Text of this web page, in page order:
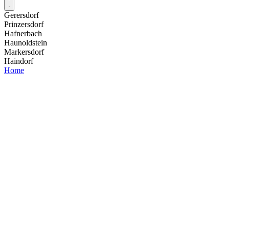
Gerersdorf
Prinzersdorf
Hafnerbach
Haunoldstein
Markersdorf
Haindorf
Home